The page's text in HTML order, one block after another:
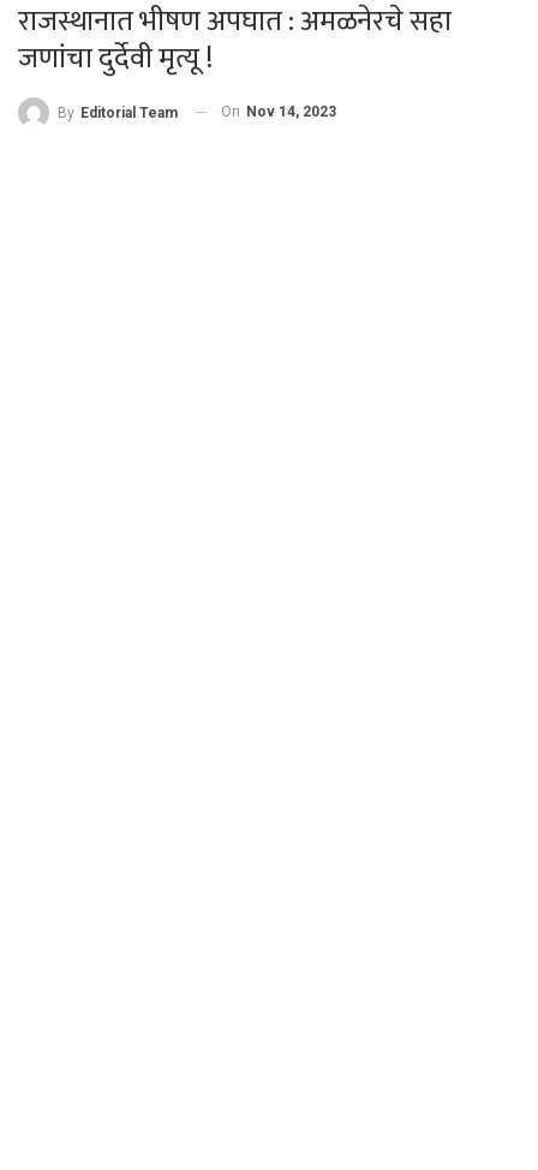
राजस्थानात भीषण अपघात : अमळनेरचे सहा
जणांचा दुर्देवी मृत्यू !
By Editorial Team On Nov 14, 2023